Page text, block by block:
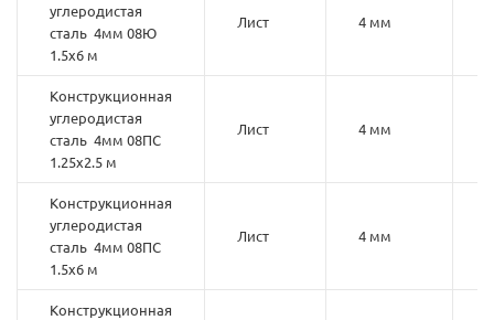
углеродистая
сталь 4мм 08Ю
1.5х6 м
Лист 4 мм
Конструкционная
углеродистая
сталь 4мм 08ПС
1.25х2.5 м
Лист 4 мм
Конструкционная
углеродистая
сталь 4мм 08ПС
1.5х6 м
Лист 4 мм
Конструкционная